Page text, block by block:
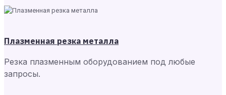
Плазменная резка металла
Резка плазменным оборудованием под любые
запросы.